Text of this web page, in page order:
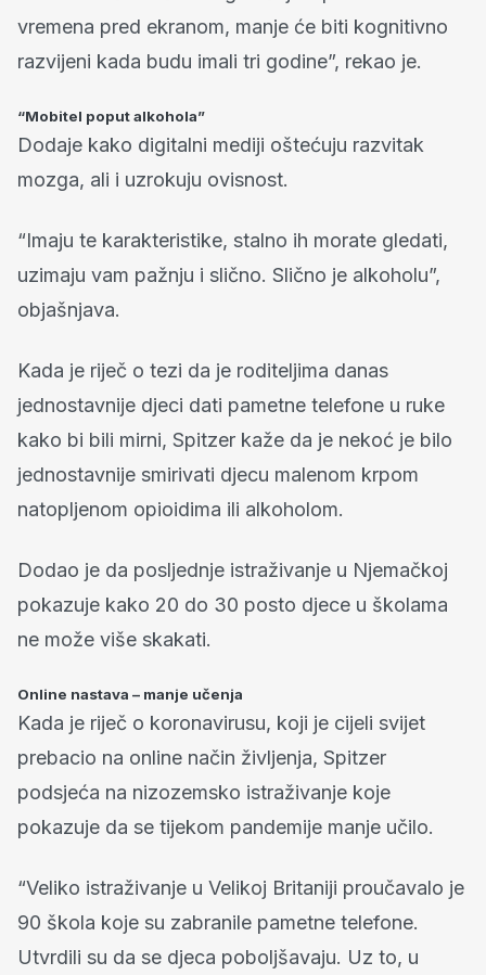
vremena pred ekranom, manje će biti kognitivno
razvijeni kada budu imali tri godine”, rekao je.
“Mobitel poput alkohola”
Dodaje kako digitalni mediji oštećuju razvitak
mozga, ali i uzrokuju ovisnost.
“Imaju te karakteristike, stalno ih morate gledati,
uzimaju vam pažnju i slično. Slično je alkoholu”,
objašnjava.
Kada je riječ o tezi da je roditeljima danas
jednostavnije djeci dati pametne telefone u ruke
kako bi bili mirni, Spitzer kaže da je nekoć je bilo
jednostavnije smirivati djecu malenom krpom
natopljenom opioidima ili alkoholom.
Dodao je da posljednje istraživanje u Njemačkoj
pokazuje kako 20 do 30 posto djece u školama
ne može više skakati.
Online nastava – manje učenja
Kada je riječ o koronavirusu, koji je cijeli svijet
prebacio na online način življenja, Spitzer
podsjeća na nizozemsko istraživanje koje
pokazuje da se tijekom pandemije manje učilo.
“Veliko istraživanje u Velikoj Britaniji proučavalo je
90 škola koje su zabranile pametne telefone.
Utvrdili su da se djeca poboljšavaju. Uz to, u